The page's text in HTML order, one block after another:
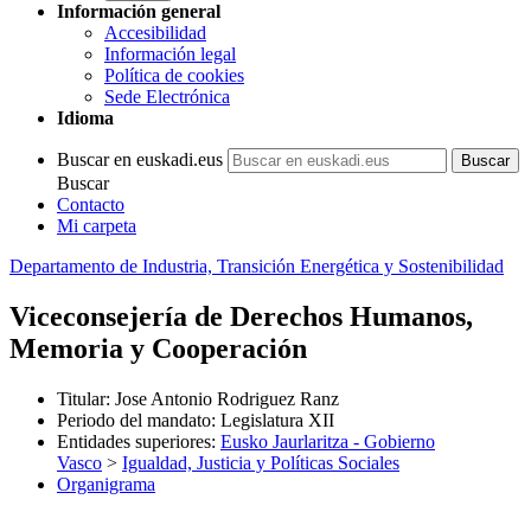
Información general
Accesibilidad
Información legal
Política de cookies
Sede Electrónica
Idioma
Buscar en euskadi.eus
Buscar
Contacto
Mi carpeta
Departamento de Industria, Transición Energética y Sostenibilidad
Viceconsejería de Derechos Humanos,
Memoria y Cooperación
Titular: Jose Antonio Rodriguez Ranz
Periodo del mandato: Legislatura XII
Entidades superiores: Eusko Jaurlaritza - Gobierno
Vasco > Igualdad, Justicia y Políticas Sociales
Organigrama